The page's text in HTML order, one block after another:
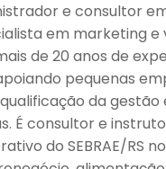
e consultor
em marketing e
de 20 anos de
pequenas
qualificação da gestão
É consultor e
do SEBRAE/RS